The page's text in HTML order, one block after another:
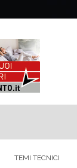
TEMI TECNICI